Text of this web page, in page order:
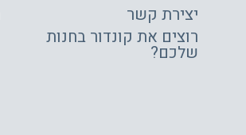
יצירת קשר
רוצים את קונדור בחנות
שלכם?